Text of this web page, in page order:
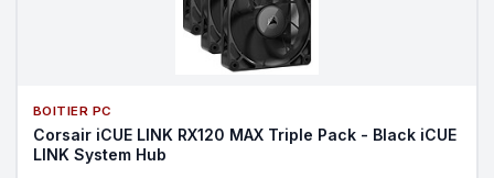
BOITIER PC
Corsair iCUE LINK RX120 MAX Triple Pack - Black iCUE
LINK System Hub